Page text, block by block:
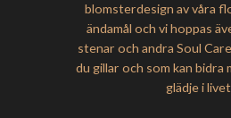
blomsterdesign av våra
ändamål och vi hoppas
stenar och andra Soul
du gillar och som kan bidra
glädje i